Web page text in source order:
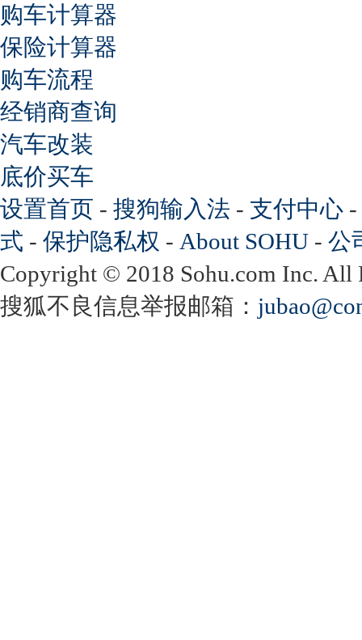
购车计算器
保险计算器
购车流程
经销商查询
汽车改装
底价买车
设置首页 - 搜狗输入法 - 支付中心 -
式 - 保护隐私权 - About SOHU - 公
Copyright © 2018 Sohu.com Inc.
搜狐不良信息举报邮箱：